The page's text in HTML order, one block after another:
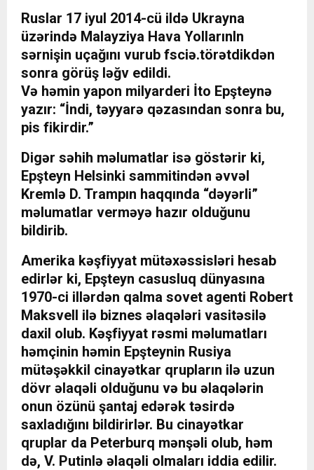
Ruslar 17 iyul 2014-cü ildə Ukrayna
üzərində Malayziya Hava Yollarınln
sərnişin uçağını vurub fsciə.törətdikdən
sonra görüş ləğv edildi.
Və həmin yapon milyarderi İto Epşteynə
yazır: “İndi, təyyarə qəzasından sonra bu,
pis fikirdir.”
Digər səhih məlumatlar isə göstərir ki,
Epşteyn Helsinki sammitindən əvvəl
Kremlə D. Trampın haqqında “dəyərli”
məlumatlar verməyə hazır olduğunu
bildirib.
Amerika kəşfiyyat mütəxəssisləri hesab
edirlər ki, Epşteyn casusluq dünyasına
1970-ci illərdən qalma sovet agenti Robert
Maksvell ilə biznes əlaqələri vasitəsilə
daxil olub. Kəşfiyyat rəsmi məlumatları
həmçinin həmin Epşteynin Rusiya
mütəşəkkil cinayətkar qrupların ilə uzun
dövr əlaqəli olduğunu və bu əlaqələrin
onun özünü şantaj edərək təsirdə
saxladığını bildirirlər. Bu cinayətkar
qruplar da Peterburq mənşəli olub, həm
də, V. Putinlə əlaqəli olmaları iddia edilir.